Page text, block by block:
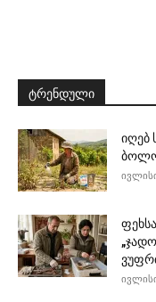
ტრენდული
იღებ
ბოლო